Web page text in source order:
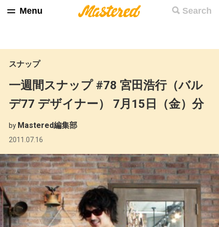
Search
Menu
スナップ
一週間スナップ #78 宮田浩行（バル
デ77 デザイナー） 7月15日（金）分
by Mastered編集部
2011.07.16